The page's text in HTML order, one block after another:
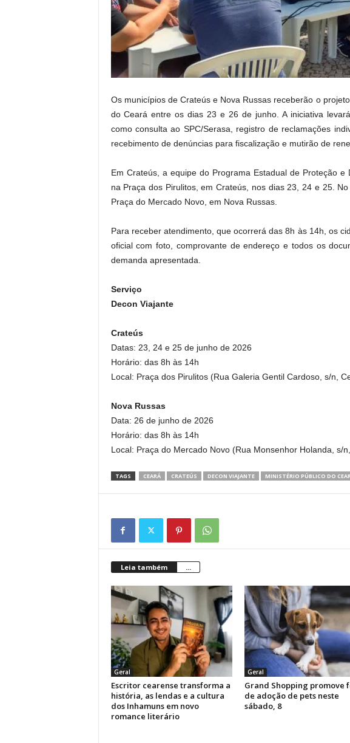
Os municípios de Crateús e Nova Russas receberão o
do Ceará entre os dias 23 e 26 de junho. A iniciativa
como consulta ao SPC/Serasa, registro de reclamações
recebimento de denúncias para fiscalização e mutirão de
Em Crateús, a equipe do Programa Estadual de Proteção
na Praça dos Pirulitos, em Crateús, nos dias 23, 24 e 25.
Praça do Mercado Novo, em Nova Russas.
Para receber atendimento, que ocorrerá das 8h às 14h, os
oficial com foto, comprovante de endereço e todos os
demanda apresentada.
Serviço
Decon Viajante
Crateús
Datas: 23, 24 e 25 de junho de 2026
Horário: das 8h às 14h
Local: Praça dos Pirulitos (Rua Galeria Gentil Cardoso, s/n,
Nova Russas
Data: 26 de junho de 2026
Horário: das 8h às 14h
Local: Praça do Mercado Novo (Rua Monsenhor Holanda, s/
TAGS CEARÁ CRATEÚS DECON VIAJANTE MINISTÉRIO PÚBLICO DO
Leia também ...
Geral
Escritor cearense transforma a
história, as lendas e a cultura
dos Inhamuns em novo
romance literário
Geral
Grand Shopping promove
de adoção de pets neste
sábado, 8